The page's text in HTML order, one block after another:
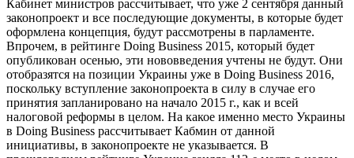
Кабинет министров рассчитывает, что уже 2 сентября данный
законопроект и все последующие документы, в которые будет
оформлена концепция, будут рассмотрены в парламенте.
Впрочем, в рейтинге Doing Business 2015, который будет
опубликован осенью, эти нововведения учтены не будут. Они
отобразятся на позиции Украины уже в Doing Business 2016,
поскольку вступление законопроекта в силу в случае его
принятия запланировано на начало 2015 г., как и всей
налоговой реформы в целом. На какое именно место Украины
в Doing Business рассчитывает Кабмин от данной
инициативы, в законопроекте не указывается. В